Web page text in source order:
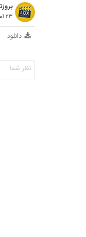
۲۳ اسفند ۱۳۹۷
دانلود